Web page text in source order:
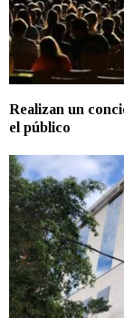
Realizan un
el público